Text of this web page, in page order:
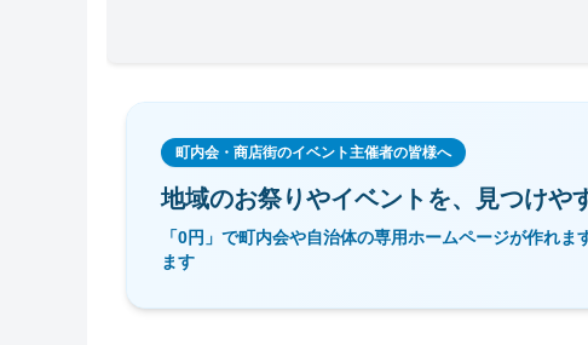
町内会・商店街のイベント主催者の皆様へ
地域のお祭りやイベントを、 見つけや
「0円」で町内会や自治体の専用ホームページが作れ
ます